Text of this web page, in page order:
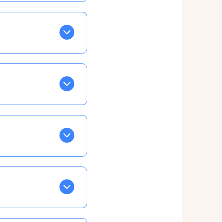
EN VERT
la semaine, mais
ainsi vous
taux horaire
confirmations par
ce qui ne vous
à cet effet